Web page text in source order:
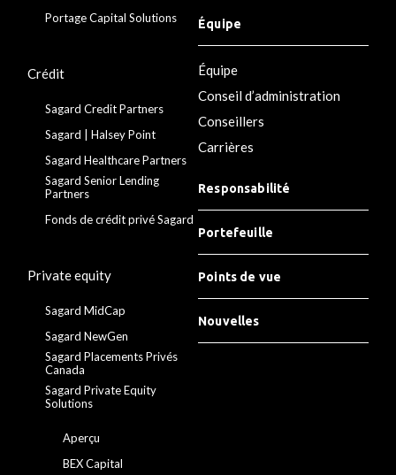
Portage Capital Solutions
Crédit
Sagard Credit Partners
Sagard | Halsey Point
Sagard Healthcare Partners
Sagard Senior Lending
Partners
Fonds de crédit privé Sagard
Private equity
Sagard MidCap
Sagard NewGen
Sagard Placements Privés
Canada
Sagard Private Equity
Solutions
Aperçu
BEX Capital
Équipe
Équipe
Conseil d’administration
Conseillers
Carrières
Responsabilité
Portefeuille
Points de vue
Nouvelles